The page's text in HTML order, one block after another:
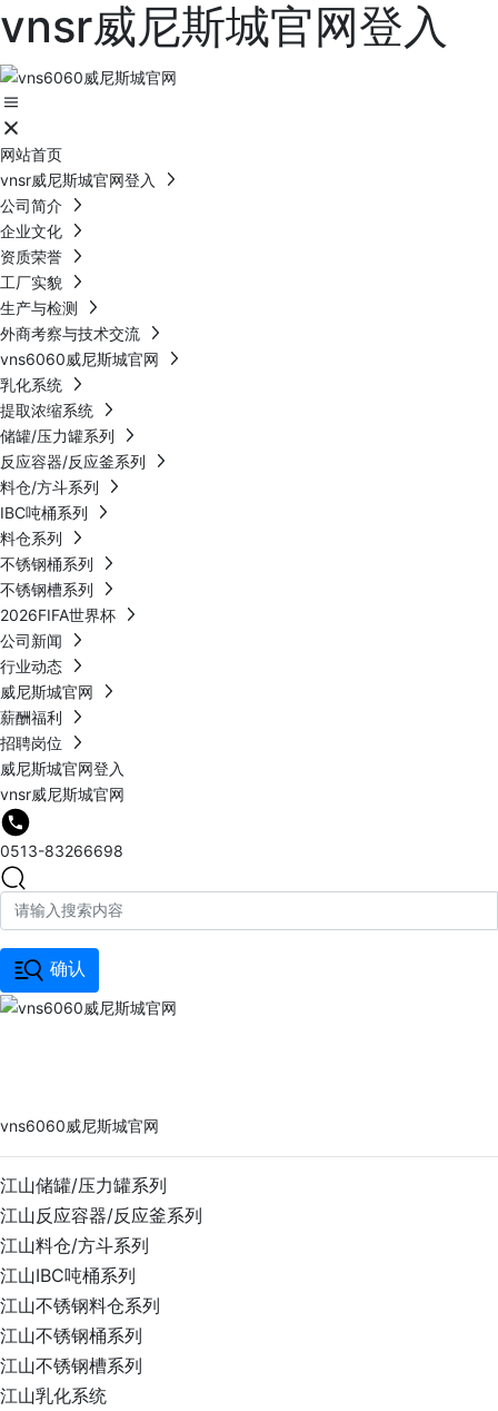
vnsr威尼斯城官网登入
网站首页
vnsr威尼斯城官网登入
公司简介
企业文化
资质荣誉
工厂实貌
生产与检测
外商考察与技术交流
vns6060威尼斯城官网
乳化系统
提取浓缩系统
储罐/压力罐系列
反应容器/反应釜系列
料仓/方斗系列
IBC吨桶系列
料仓系列
不锈钢桶系列
不锈钢槽系列
2026FIFA世界杯
公司新闻
行业动态
威尼斯城官网
薪酬福利
招聘岗位
威尼斯城官网登入
vnsr威尼斯城官网
0513-83266698
确认
vns6060威尼斯城官网
江山储罐/压力罐系列
江山反应容器/反应釜系列
江山料仓/方斗系列
江山IBC吨桶系列
江山不锈钢料仓系列
江山不锈钢桶系列
江山不锈钢槽系列
江山乳化系统